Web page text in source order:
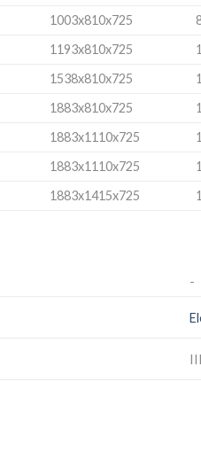
1003x810x725
1193x810x725
1538x810x725
1883x810x725
1883x1110x725
1883x1110x725
1883x1415x725
-